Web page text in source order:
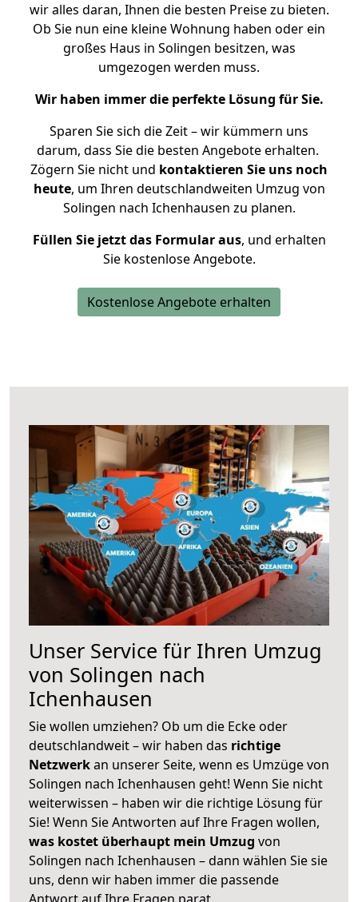
wir alles daran, Ihnen die besten Preise zu bieten.
Ob Sie nun eine kleine Wohnung haben oder ein
großes Haus in Solingen besitzen, was
umgezogen werden muss.
Wir haben immer die perfekte Lösung für Sie.
Sparen Sie sich die Zeit – wir kümmern uns
darum, dass Sie die besten Angebote erhalten.
Zögern Sie nicht und kontaktieren Sie uns noch
heute, um Ihren deutschlandweiten Umzug von
Solingen nach Ichenhausen zu planen.
Füllen Sie jetzt das Formular aus, und erhalten
Sie kostenlose Angebote.
Kostenlose Angebote erhalten
Unser Service für Ihren Umzug
von Solingen nach
Ichenhausen
Sie wollen umziehen? Ob um die Ecke oder
deutschlandweit – wir haben das richtige
Netzwerkan unserer Seite, wenn es Umzüge von
Solingen nach Ichenhausen geht! Wenn Sie nicht
weiterwissen – haben wir die richtige Lösung für
Sie! Wenn Sie Antworten auf Ihre Fragen wollen,
was kostet überhaupt mein Umzug von
Solingen nach Ichenhausen – dann wählen Sie sie
uns, denn wir haben immer die passende